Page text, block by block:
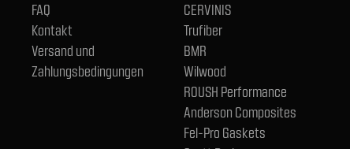
FAQ
Kontakt
Versand und
Zahlungsbedingungen
CERVINIS
Trufiber
BMR
Wilwood
ROUSH Performance
Anderson Composites
Fel-Pro Gaskets